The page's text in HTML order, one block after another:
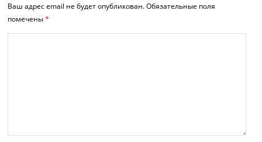
Ваш адрес email не будет опубликован. Обязательные поля
помечены*